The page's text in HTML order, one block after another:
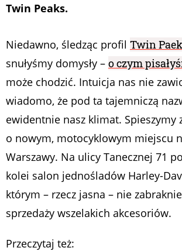
Twin Peaks.
Niedawno, śledząc profil Twin
snułyśmy domysły – o czym
może chodzić. Intuicja nas nie
wiadomo, że pod ta tajemniczą
ewidentnie nasz klimat. Spieszymy
o nowym, motocyklowym miejscu
Warszawy. Na ulicy Tanecznej 71
kolei salon jednośladów Harley-
którym – rzecz jasna – nie
sprzedaży wszelakich akcesoriów.
Przeczytaj też: